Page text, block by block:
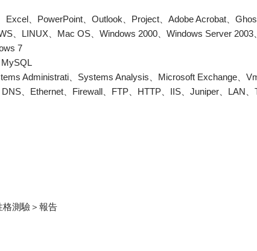
Excel、PowerPoint、Outlook、Project、Adobe Acrobat、
、LINUX、Mac OS、Windows 2000、Windows Server
7
Administrati、Systems Analysis、Microsoft Exchange、
、Ethernet、Firewall、FTP、HTTP、IIS、Juniper、LAN
格測驗＞報告